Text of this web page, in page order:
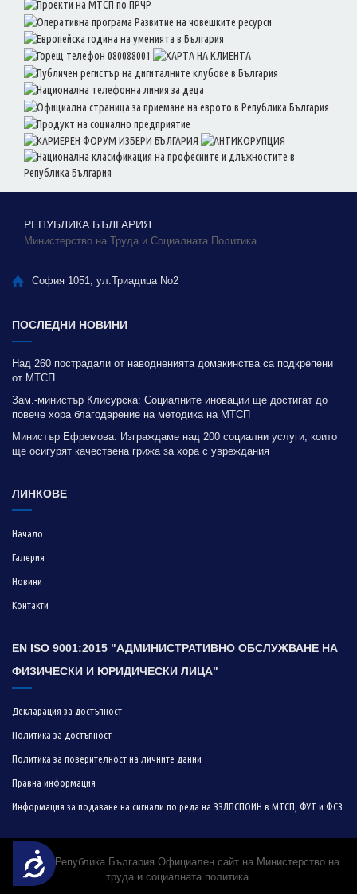
Достъпност
РЕПУБЛИКА БЪЛГАРИЯ
Министерство на Труда и Социалната Политика
София 1051, ул.Триадица No2
ПОСЛЕДНИ НОВИНИ
Над 260 пострадали от наводненията домакинства са подкрепени
от МТСП
Зам.-министър Клисурска: Социалните иновации ще достигат до
повече хора благодарение на методика на МТСП
Министър Ефремова: Изграждаме над 200 социални услуги, които
ще осигурят качествена грижа за хора с увреждания
ЛИНКОВЕ
Начало
Галерия
Новини
Контакти
EN ISO 9001:2015 "АДМИНИСТРАТИВНО ОБСЛУЖВАНЕ НА
ФИЗИЧЕСКИ И ЮРИДИЧЕСКИ ЛИЦА"
Декларация за достъпност
Политика за достъпност
Политика за поверителност на личните данни
Правна информация
Информация за подаване на сигнали по реда на ЗЗЛПСПОИН в МТСП, ФУТ и ФСЗ
© 2019 Република България Официален сайт на Министерство на
труда и социалната политика.